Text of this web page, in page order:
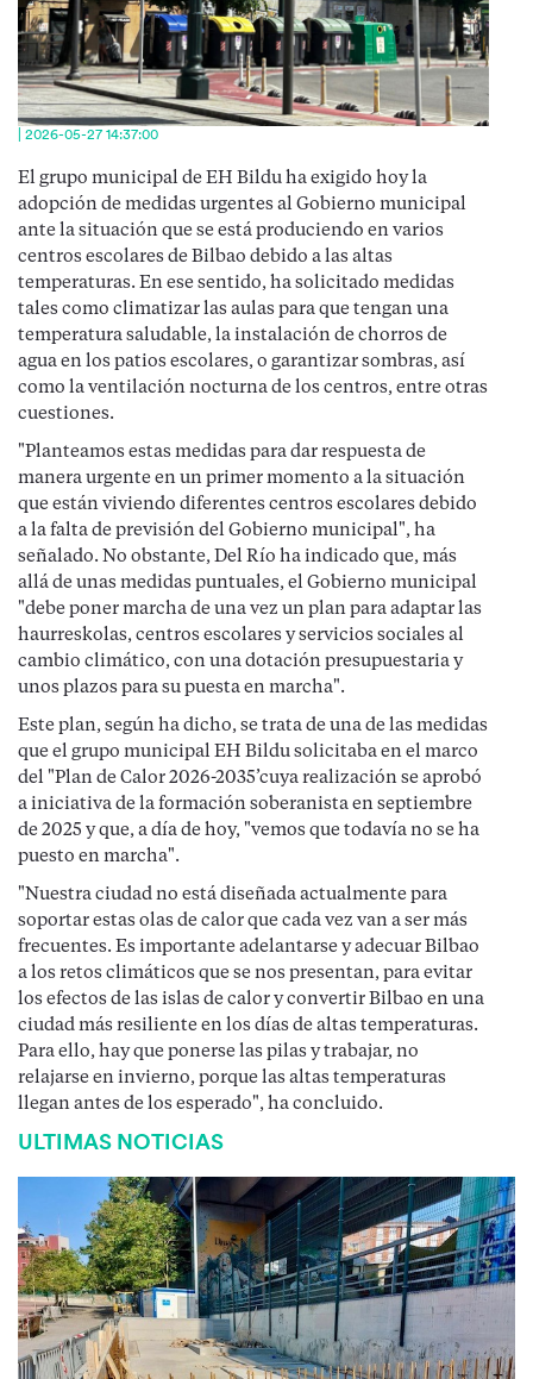
| 2026-05-27 14:37:00
El grupo municipal de EH Bildu ha exigido hoy la
adopción de medidas urgentes al Gobierno municipal
ante la situación que se está produciendo en varios
centros escolares de Bilbao debido a las altas
temperaturas. En ese sentido, ha solicitado medidas
tales como climatizar las aulas para que tengan una
temperatura saludable, la instalación de chorros de
agua en los patios escolares, o garantizar sombras, así
como la ventilación nocturna de los centros, entre otras
cuestiones.
"Planteamos estas medidas para dar respuesta de
manera urgente en un primer momento a la situación
que están viviendo diferentes centros escolares debido
a la falta de previsión del Gobierno municipal", ha
señalado. No obstante, Del Río ha indicado que, más
allá de unas medidas puntuales, el Gobierno municipal
"debe poner marcha de una vez un plan para adaptar las
haurreskolas, centros escolares y servicios sociales al
cambio climático, con una dotación presupuestaria y
unos plazos para su puesta en marcha".
Este plan, según ha dicho, se trata de una de las medidas
que el grupo municipal EH Bildu solicitaba en el marco
del "Plan de Calor 2026-2035’cuya realización se aprobó
a iniciativa de la formación soberanista en septiembre
de 2025 y que, a día de hoy, "vemos que todavía no se ha
puesto en marcha".
"Nuestra ciudad no está diseñada actualmente para
soportar estas olas de calor que cada vez van a ser más
frecuentes. Es importante adelantarse y adecuar Bilbao
a los retos climáticos que se nos presentan, para evitar
los efectos de las islas de calor y convertir Bilbao en una
ciudad más resiliente en los días de altas temperaturas.
Para ello, hay que ponerse las pilas y trabajar, no
relajarse en invierno, porque las altas temperaturas
llegan antes de los esperado", ha concluido.
ULTIMAS NOTICIAS